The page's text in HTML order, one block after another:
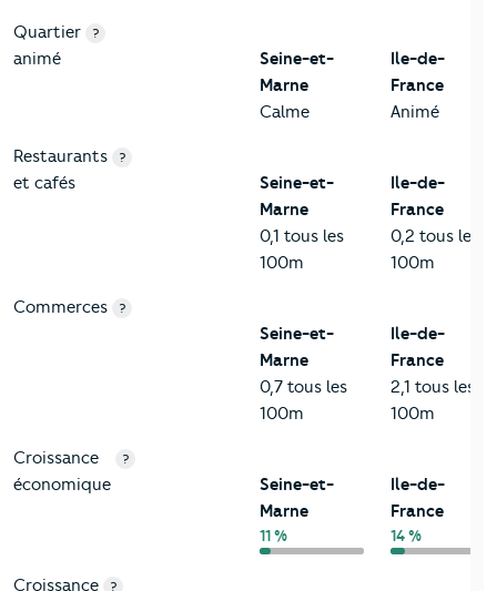
Quartier
animé
?
Seine-et-
Marne
Calme
Ile-de-
France
Animé
Restaurants
et cafés
?
Seine-et-
Marne
0,1 tous les
100m
Ile-de-
France
0,2 tous les
100m
Commerces ?
Seine-et-
Marne
0,7 tous les
100m
Ile-de-
France
2,1 tous les
100m
Croissance
économique
?
Seine-et-
Marne
11 %
Ile-de-
France
14 %
Croissance ?